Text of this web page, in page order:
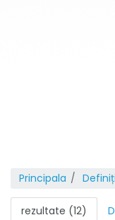
Principala
rezultate (12)